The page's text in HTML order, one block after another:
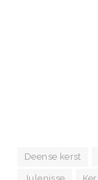
Deense kerst